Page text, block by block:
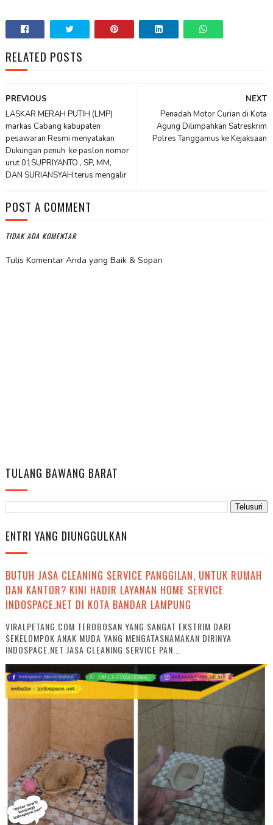
RELATED POSTS
NEXT
Penadah Motor Curian di Kota
Agung Dilimpahkan Satreskrim
Polres Tanggamus ke Kejaksaan
PREVIOUS
LASKAR MERAH PUTIH (LMP)
markas Cabang kabupaten
pesawaran Resmi menyatakan
Dukungan penuh ke paslon nomor
urut 01SUPRIYANTO , SP, MM,
DAN SURIANSYAH terus mengalir
POST A COMMENT
TIDAK ADA KOMENTAR
Tulis Komentar Anda yang Baik & Sopan
TULANG BAWANG BARAT
ENTRI YANG DIUNGGULKAN
BUTUH JASA CLEANING SERVICE PANGGILAN, UNTUK RUMAH
DAN KANTOR? KINI HADIR LAYANAN HOME SERVICE
INDOSPACE.NET DI KOTA BANDAR LAMPUNG
VIRALPETANG.COM TEROBOSAN YANG SANGAT EKSTRIM DARI
SEKELOMPOK ANAK MUDA YANG MENGATASNAMAKAN DIRINYA
INDOSPACE.NET JASA CLEANING SERVICE PAN...